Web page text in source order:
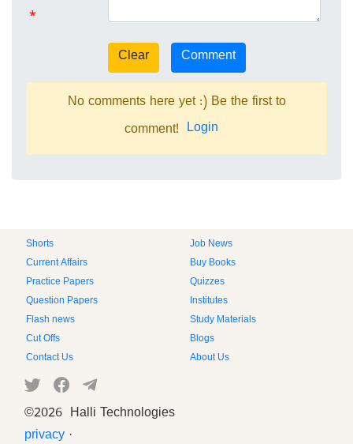
*
No comments here yet :) Be the first to
comment! Login
Shorts
Job News
Current Affairs
Buy Books
Practice Papers
Quizzes
Question Papers
Institutes
Flash news
Study Materials
Cut Offs
Blogs
Contact Us
About Us
©2026 Halli Technologies
privacy ·